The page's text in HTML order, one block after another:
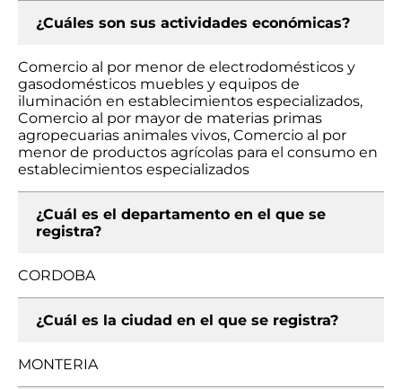
¿Cuáles son sus actividades económicas?
Comercio al por menor de electrodomésticos y
gasodomésticos muebles y equipos de
iluminación en establecimientos especializados,
Comercio al por mayor de materias primas
agropecuarias animales vivos, Comercio al por
menor de productos agrícolas para el consumo en
establecimientos especializados
¿Cuál es el departamento en el que se
registra?
CORDOBA
¿Cuál es la ciudad en el que se registra?
MONTERIA